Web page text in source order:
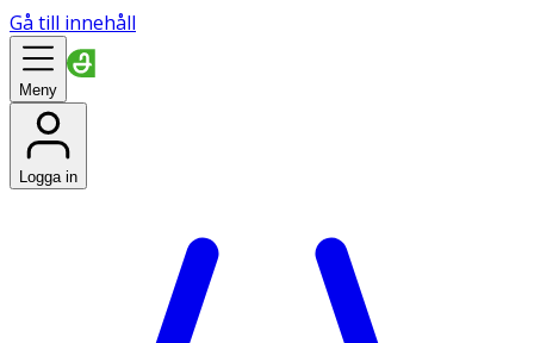
Gå till innehåll
Meny
Logga in